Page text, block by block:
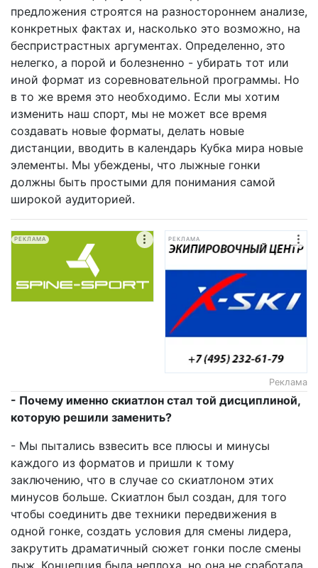
предложения строятся на разностороннем анализе,
конкретных фактах и, насколько это возможно, на
беспристрастных аргументах. Определенно, это
нелегко, а порой и болезненно - убирать тот или
иной формат из соревновательной программы. Но
в то же время это необходимо. Если мы хотим
изменить наш спорт, мы не может все время
создавать новые форматы, делать новые
дистанции, вводить в календарь Кубка мира новые
элементы. Мы убеждены, что лыжные гонки
должны быть простыми для понимания самой
широкой аудиторией.
РЕКЛАМА РЕКЛАМА
Реклама
- Почему именно скиатлон стал той дисциплиной,
которую решили заменить?
- Мы пытались взвесить все плюсы и минусы
каждого из форматов и пришли к тому
заключению, что в случае со скиатлоном этих
минусов больше. Скиатлон был создан, для того
чтобы соединить две техники передвижения в
одной гонке, создать условия для смены лидера,
закрутить драматичный сюжет гонки после смены